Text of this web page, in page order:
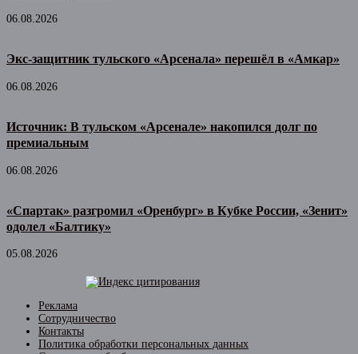
06.08.2026
Экс-защитник тульского «Арсенала» перешёл в «Амкар»
06.08.2026
Источник: В тульском «Арсенале» накопился долг по
премиальным
06.08.2026
«Спартак» разгромил «Оренбург» в Кубке России, «Зенит»
одолел «Балтику»
05.08.2026
Реклама
Сотрудничество
Контакты
Политика обработки персональных данных